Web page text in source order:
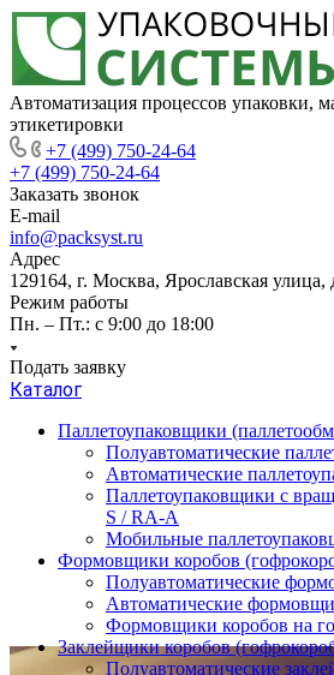
Автоматизация процессов упаковки,
этикетировки
+7 (499) 750-24-64
+7 (499) 750-24-64
Заказать звонок
E-mail
info@packsyst.ru
Адрес
129164, г. Москва, Ярославская улица,
Режим работы
Пн. – Пт.: с 9:00 до 18:00
Подать заявку
Каталог
Паллетоупаковщики
Полуавтоматические
Автоматические
Паллетоупаковщики с
S / RA-A
Мобильные
Формовщики коробов
Полуавтоматические
Автоматические
Формовщики коробов на
Заклейщики коробов
Полуавтоматические